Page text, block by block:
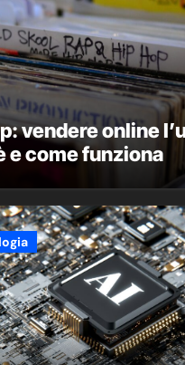
vendere online
e come funziona